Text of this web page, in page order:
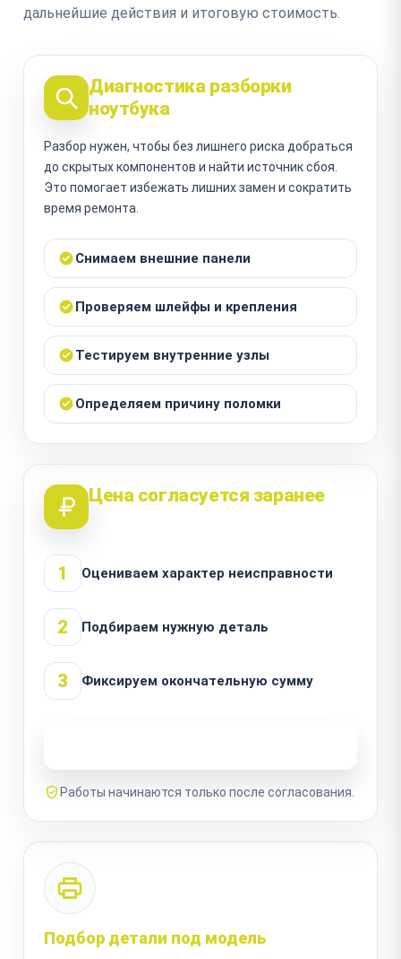
дальнейшие действия и итоговую стоимость.
Диагностика разборки
ноутбука
Разбор нужен, чтобы без лишнего риска добраться
до скрытых компонентов и найти источник сбоя.
Это помогает избежать лишних замен и сократить
время ремонта.
Снимаем внешние панели
Проверяем шлейфы и крепления
Тестируем внутренние узлы
Определяем причину поломки
Цена согласуется заранее
1 Оцениваем характер неисправности
2 Подбираем нужную деталь
3 Фиксируем окончательную сумму
Работы начинаются только после согласования.
Подбор детали под модель